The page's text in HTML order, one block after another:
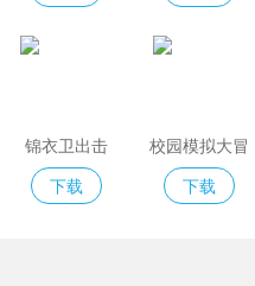
锦衣卫出击
下载
校园模拟大冒
险
下载